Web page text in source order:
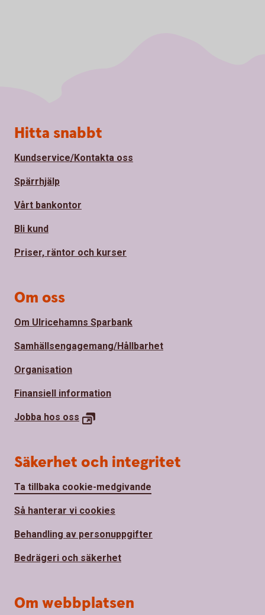
Sidfot
Hitta snabbt
Kundservice/Kontakta oss
Spärrhjälp
Vårt bankontor
Bli kund
Priser, räntor och kurser
Om oss
Om Ulricehamns Sparbank
Samhällsengagemang/Hållbarhet
Organisation
Finansiell information
Jobba hos oss
Säkerhet och integritet
Ta tillbaka cookie-medgivande
Så hanterar vi cookies
Behandling av personuppgifter
Bedrägeri och säkerhet
Om webbplatsen